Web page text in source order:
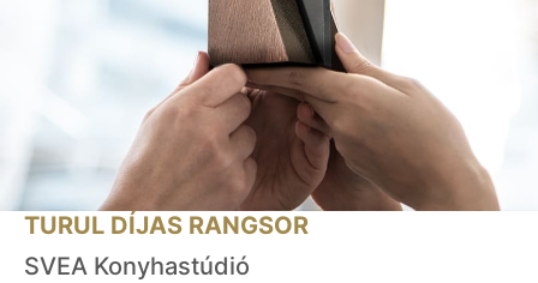
TURUL DÍJAS RANGSOR
SVEA Konyhastúdió